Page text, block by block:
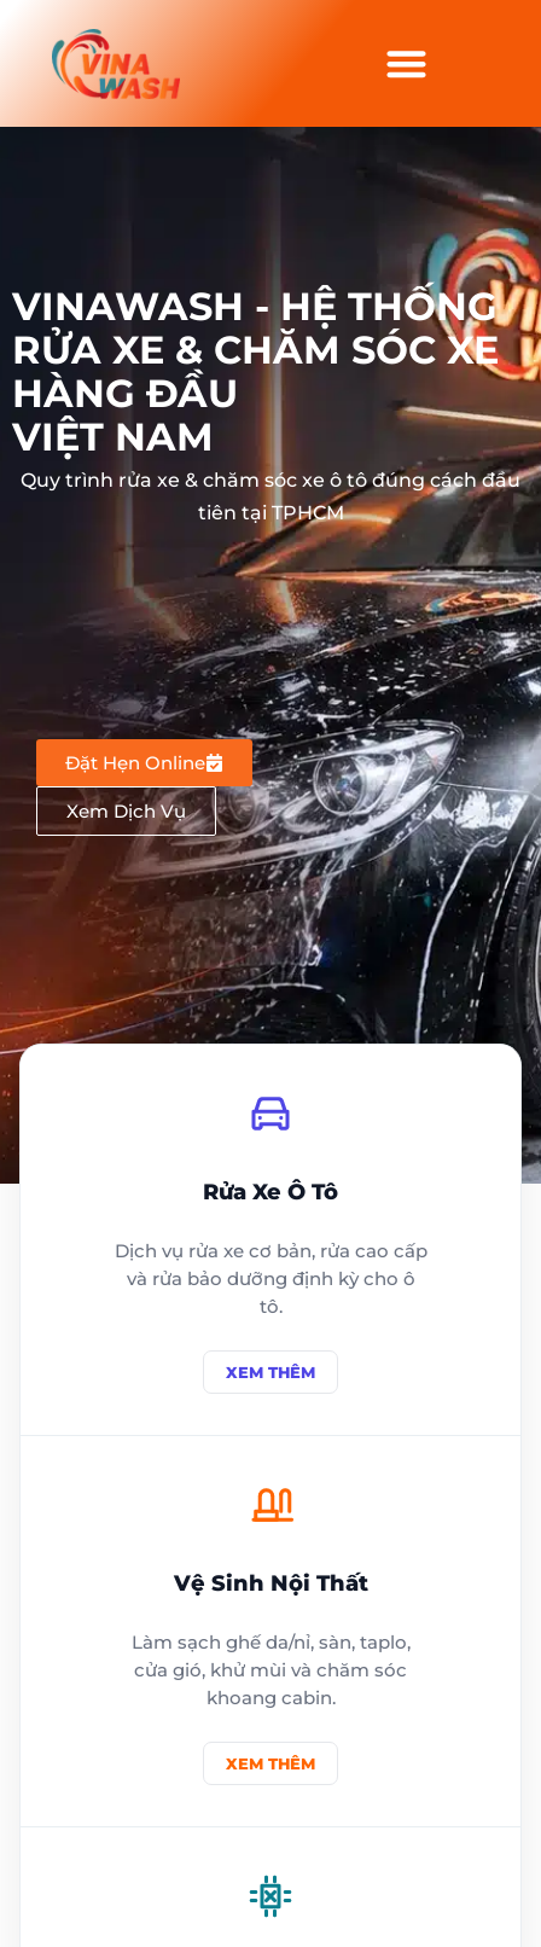
VINAWASH - HỆ THỐNG
RỬA XE & CHĂM SÓC XE
HÀNG ĐẦU
VIỆT NAM
Quy trình rửa xe & chăm sóc xe ô tô đúng cách đầu
tiên tại TPHCM
Đặt Hẹn Online
Xem Dịch Vụ
Rửa Xe Ô Tô
Dịch vụ rửa xe cơ bản, rửa cao cấp
và rửa bảo dưỡng định kỳ cho ô
tô.
XEM THÊM
Vệ Sinh Nội Thất
Làm sạch ghế da/nỉ, sàn, taplo,
cửa gió, khử mùi và chăm sóc
khoang cabin.
XEM THÊM